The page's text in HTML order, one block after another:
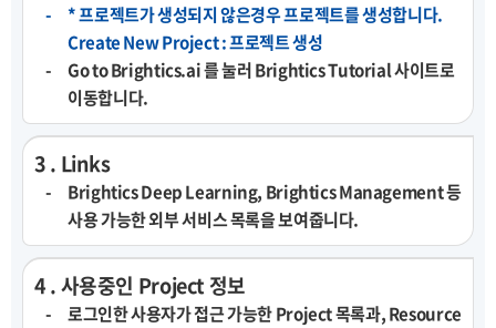
* 프로젝트가 생성되지 않은경우 프로젝트를 생성합니다.
Create New Project : 프로젝트 생성
Go to Brightics.ai 를 눌러 Brightics Tutorial 사이트로
이동합니다.
3 . Links
Brightics Deep Learning, Brightics Management 등
사용 가능한 외부 서비스 목록을 보여줍니다.
4 . 사용중인 Project 정보
로그인한 사용자가 접근 가능한 Project 목록과, Resource